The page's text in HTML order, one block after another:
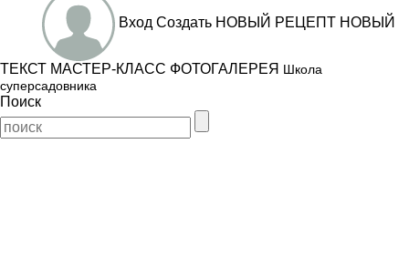
Вход Создать НОВЫЙ РЕЦЕПТ НОВЫЙ
ТЕКСТ МАСТЕР-КЛАСС ФОТОГАЛЕРЕЯ Школа
суперсадовника
Поиск